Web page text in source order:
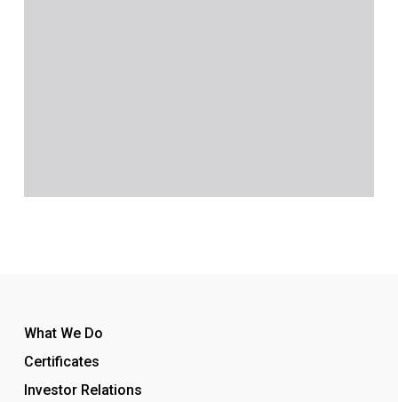
What We Do
Certificates
Investor Relations